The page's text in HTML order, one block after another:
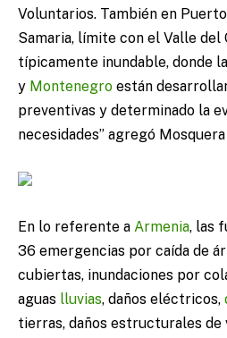
Voluntarios. También en
Samaria, límite con el Valle del
típicamente inundable, donde
y Montenegro están
preventivas y determinado la
necesidades” agregó
En lo referente a Armenia, las
36 emergencias por caída de
cubiertas, inundaciones por
aguas lluvias, daños eléctricos,
tierras, daños estructurales de